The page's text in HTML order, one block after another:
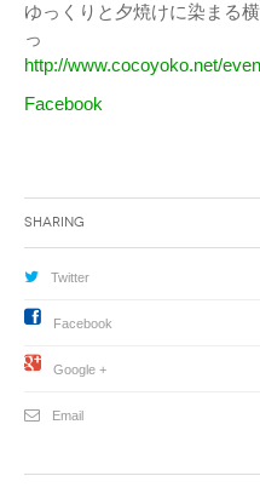
ブックマーク
ゆっくりと夕焼けに染まる
っ
http://www.cocoyoko.net/
Facebook
Sharing
Twitter
Facebook
Google +
Email